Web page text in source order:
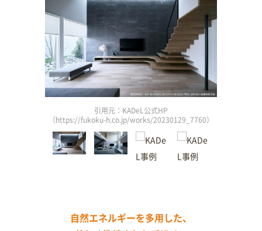
引用元：KADeL公式HP
（https://fukoku-h.co.jp/works/20230129_7760）
自然エネルギーを多用した、